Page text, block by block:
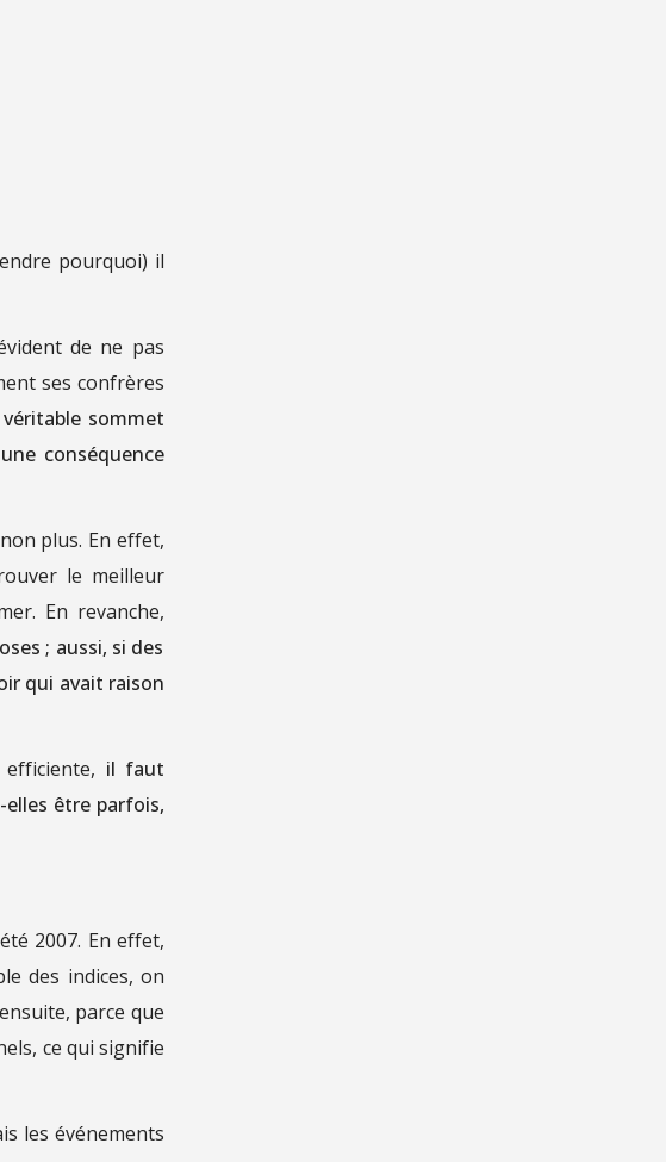
pourquoi) il
de ne pas
ses confrères
sommet
conséquence
plus. En effet,
le meilleur
En revanche,
; aussi, si des
qui avait raison
il faut
être parfois,
2007. En effet,
des indices, on
parce que
ce qui signifie
les événements